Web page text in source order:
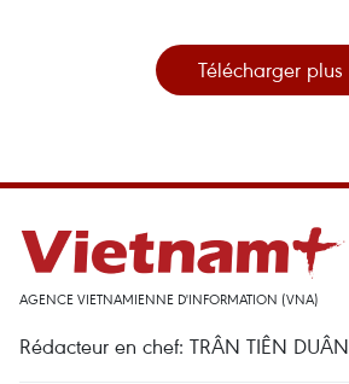
Télécharger plus
AGENCE VIETNAMIENNE D'INFORMATION (VNA)
Rédacteur en chef: TRÂN TIÊN DUÂN